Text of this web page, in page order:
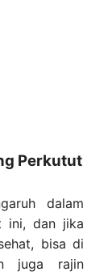
Perkutut
dalam
ini, dan jika
bisa di
juga rajin